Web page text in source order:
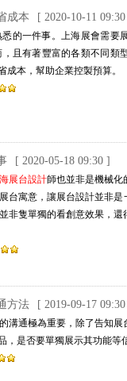
成本 [ 2020-10-11
的一件事。上海展會需
，且有著豐富的各類不同
本，幫助企業控製預算。
[ 2020-05-18 09:30 ]
展台設計師也並非是機械化的
展台寓意，讓展台設計並
隻單獨的看創意效果，還
方法 [ 2019-09-17
為重要，除了告知展台
展品，是否要單獨展示其功